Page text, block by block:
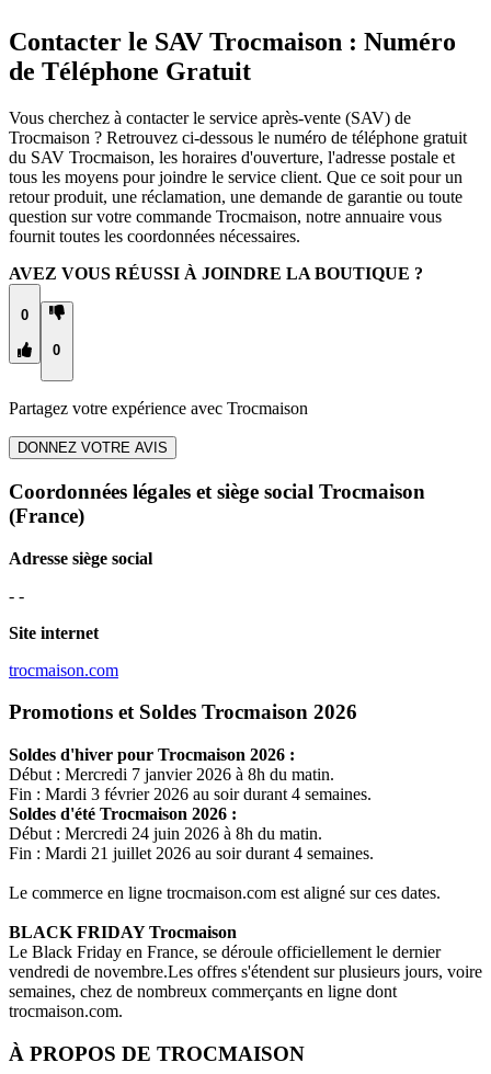
Contacter le SAV Trocmaison : Numéro
de Téléphone Gratuit
Vous cherchez à contacter le service après-vente (SAV) de
Trocmaison ? Retrouvez ci-dessous le numéro de téléphone gratuit
du SAV Trocmaison, les horaires d'ouverture, l'adresse postale et
tous les moyens pour joindre le service client. Que ce soit pour un
retour produit, une réclamation, une demande de garantie ou toute
question sur votre commande Trocmaison, notre annuaire vous
fournit toutes les coordonnées nécessaires.
AVEZ VOUS RÉUSSI À JOINDRE LA BOUTIQUE ?
0
0
Partagez votre expérience avec Trocmaison
DONNEZ VOTRE AVIS
Coordonnées légales et siège social Trocmaison
(France)
Adresse siège social
- -
Site internet
trocmaison.com
Promotions et Soldes Trocmaison 2026
Soldes d'hiver pour Trocmaison 2026 :
Début : Mercredi 7 janvier 2026 à 8h du matin.
Fin : Mardi 3 février 2026 au soir durant 4 semaines.
Soldes d'été Trocmaison 2026 :
Début : Mercredi 24 juin 2026 à 8h du matin.
Fin : Mardi 21 juillet 2026 au soir durant 4 semaines.
Le commerce en ligne trocmaison.com est aligné sur ces dates.
BLACK FRIDAYTrocmaison
Le Black Friday en France, se déroule officiellement le dernier
vendredi de novembre.Les offres s'étendent sur plusieurs jours, voire
semaines, chez de nombreux commerçants en ligne dont
trocmaison.com.
À PROPOS DE TROCMAISON